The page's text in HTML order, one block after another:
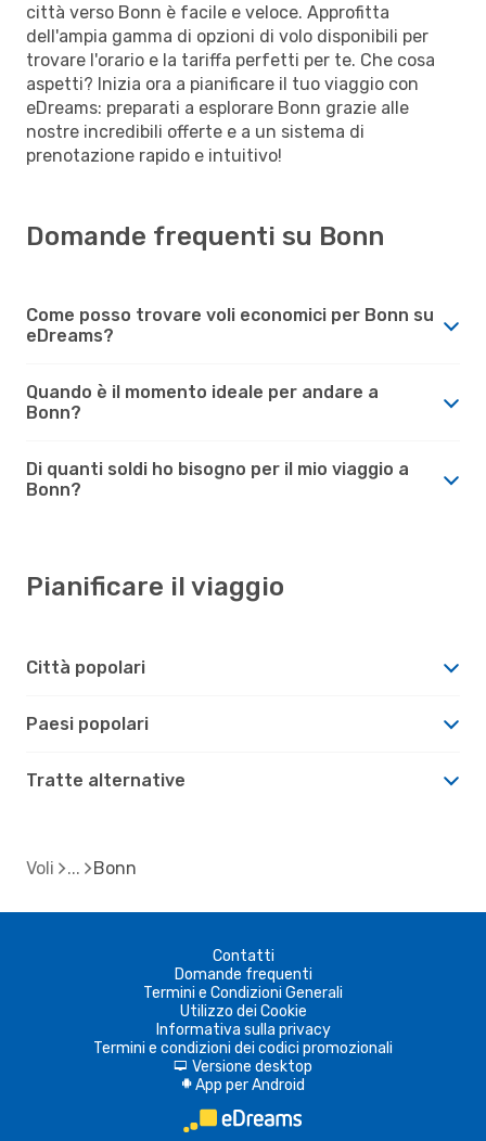
città verso Bonn è facile e veloce. Approfitta
dell'ampia gamma di opzioni di volo disponibili per
trovare l'orario e la tariffa perfetti per te. Che cosa
aspetti? Inizia ora a pianificare il tuo viaggio con
eDreams: preparati a esplorare Bonn grazie alle
nostre incredibili offerte e a un sistema di
prenotazione rapido e intuitivo!
Domande frequenti su Bonn
Come posso trovare voli economici per Bonn su
eDreams?
Quando è il momento ideale per andare a
Bonn?
Di quanti soldi ho bisogno per il mio viaggio a
Bonn?
Pianificare il viaggio
Città popolari
Paesi popolari
Tratte alternative
Voli Bonn
Contatti
Domande frequenti
Termini e Condizioni Generali
Utilizzo dei Cookie
Informativa sulla privacy
Termini e condizioni dei codici promozionali
d Versione desktop
A App per Android